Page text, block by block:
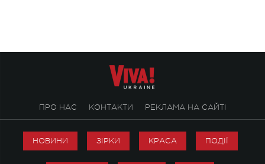
ПРО НАС КОНТАКТИ РЕКЛАМА НА САЙТІ
НОВИНИ ЗІРКИ КРАСА ПОДІЇ